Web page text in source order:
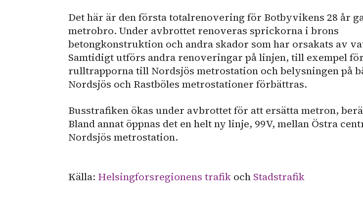
Det här är den första totalrenovering för Botbyvikens 28 år
metrobro. Under avbrottet renoveras sprickorna i brons
betongkonstruktion och andra skador som har orsakats av
Samtidigt utförs andra renoveringar på linjen, till exempel
rulltrapporna till Nordsjös metrostation och belysningen på
Nordsjös och Rastböles metrostationer förbättras.
Busstrafiken ökas under avbrottet för att ersätta metron,
Bland annat öppnas det en helt ny linje, 99V, mellan Östra
Nordsjös metrostation.
Källa: Helsingforsregionens trafik och Stadstrafik